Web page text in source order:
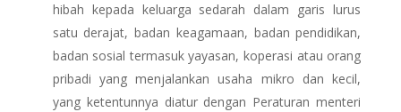
hibah kepada keluarga sedarah dalam garis lurus
satu derajat, badan keagamaan, badan pendidikan,
badan sosial termasuk yayasan, koperasi atau orang
pribadi yang menjalankan usaha mikro dan kecil,
yang ketentunnya diatur dengan Peraturan menteri